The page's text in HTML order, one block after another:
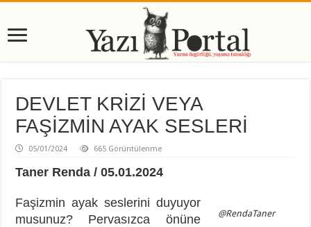
DEVLET KRİZİ VEYA
FAŞİZMİN AYAK SESLERİ
05/01/2024 665 Görüntülenme
Taner Renda / 05.01.2024
@RendaTaner
Faşizmin ayak seslerini duyuyor
musunuz? Pervasızca önüne